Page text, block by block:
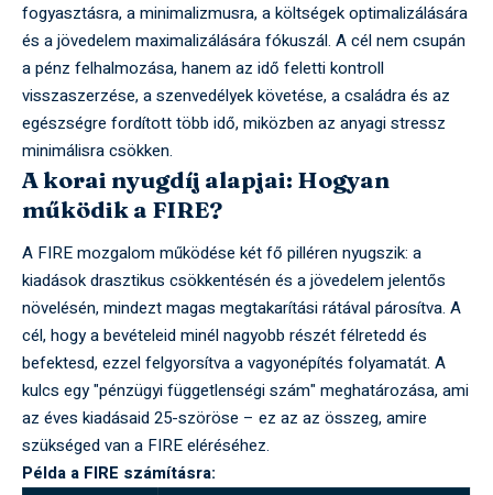
fogyasztásra, a minimalizmusra, a költségek optimalizálására
és a jövedelem maximalizálására fókuszál. A cél nem csupán
a pénz felhalmozása, hanem az idő feletti kontroll
visszaszerzése, a szenvedélyek követése, a családra és az
egészségre fordított több idő, miközben az anyagi stressz
minimálisra csökken.
A korai nyugdíj alapjai: Hogyan
működik a FIRE?
A FIRE mozgalom működése két fő pilléren nyugszik: a
kiadások drasztikus csökkentésén és a jövedelem jelentős
növelésén, mindezt magas megtakarítási rátával párosítva. A
cél, hogy a bevételeid minél nagyobb részét félretedd és
befektesd, ezzel felgyorsítva a vagyonépítés folyamatát. A
kulcs egy "pénzügyi függetlenségi szám" meghatározása, ami
az éves kiadásaid 25-szöröse – ez az az összeg, amire
szükséged van a FIRE eléréséhez.
Példa a FIRE számításra: